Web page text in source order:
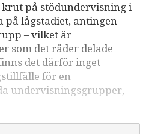
krut på stödundervisning i
på lågstadiet, antingen
– vilket är
som det råder delade
det därför inget
för en
undervisningsgrupper,